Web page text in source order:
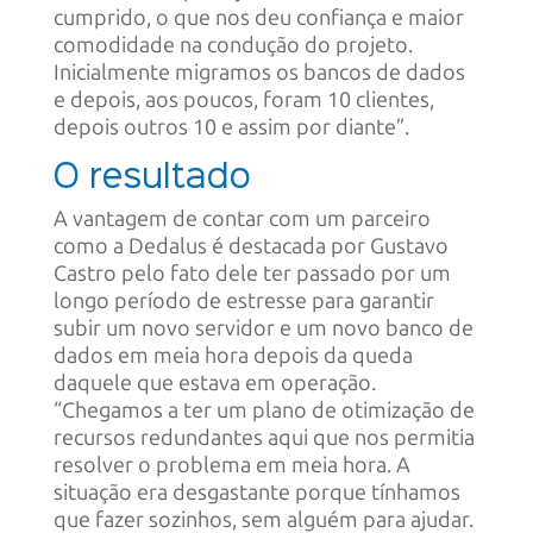
cumprido, o que nos deu confiança e maior
comodidade na condução do projeto.
Inicialmente migramos os bancos de dados
e depois, aos poucos, foram 10 clientes,
depois outros 10 e assim por diante”.
O resultado
A vantagem de contar com um parceiro
como a Dedalus é destacada por Gustavo
Castro pelo fato dele ter passado por um
longo período de estresse para garantir
subir um novo servidor e um novo banco de
dados em meia hora depois da queda
daquele que estava em operação.
“Chegamos a ter um plano de otimização de
recursos redundantes aqui que nos permitia
resolver o problema em meia hora. A
situação era desgastante porque tínhamos
que fazer sozinhos, sem alguém para ajudar.